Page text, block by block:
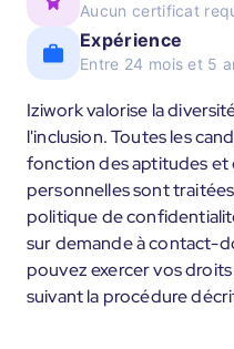
Aucun certificat
Expérience
Entre 24 mois et 5
Iziwork valorise la
l'inclusion. Toutes les
fonction des aptitudes et
personnelles sont
politique de
sur demande à contact-
pouvez exercer vos
suivant la procédure